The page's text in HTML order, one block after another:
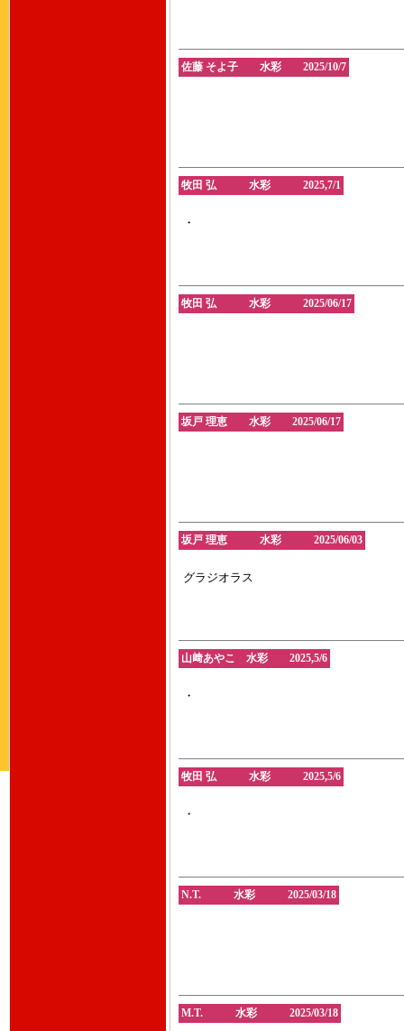
佐藤 そよ子 水彩 2025/10/7
牧田 弘 水彩 2025,7/1
・
牧田 弘 水彩 2025/06/17
坂戸 理恵 水彩 2025/06/17
坂戸 理恵 水彩 2025/06/03
グラジオラス
山﨑あやこ 水彩 2025,5/6
・
牧田 弘 水彩 2025,5/6
・
N.T. 水彩 2025/03/18
M.T. 水彩 2025/03/18